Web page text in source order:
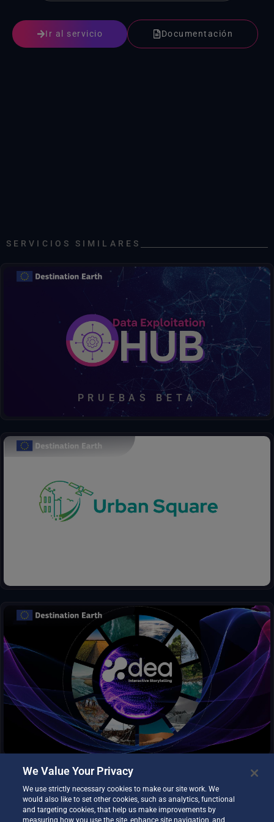
Sentinel-5P
Sentinel-5P Nivel 2 TROPOMI, formato de datos nativo en la nube
Ir al servicio Documentación
SERVICIOS SIMILARES
Descubrir, acceder, procesar, decidir: todo en un solo centro.
PRUEBAS BETA
El proyecto Urban Square pretende proporcionar herramientas
para analizar y prever las amenazas medioambientales en las
zonas urbanas: calidad del aire, inundaciones fluviales, aumento
del nivel del mar, calor urbano, daños a las infraestructuras e
Servicio de creación de contenidos y plataforma sin código para
la narración de historias y la visualización de datos DestinE . Los
usuarios pueden combinar los datos DEA con sus propios
activos para compartir visualizaciones atractivas con la
comunidad de forma sencilla.
SesamEO hace accesibles los datos de Copernicus y otros
We Value Your Privacy
We use strictly necessary cookies to make our site work. We
would also like to set other cookies, such as analytics, functional
and targeting cookies, that help us make improvements by
measuring how you use the site, enhance site navigation, and